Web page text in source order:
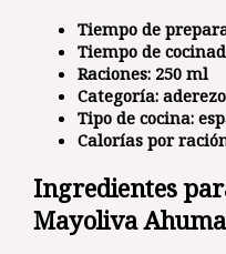
Tiempo de
Tiempo de
Raciones: 250 ml
Categoría:
Tipo de cocina:
Calorías por
Ingredientes
Mayoliva